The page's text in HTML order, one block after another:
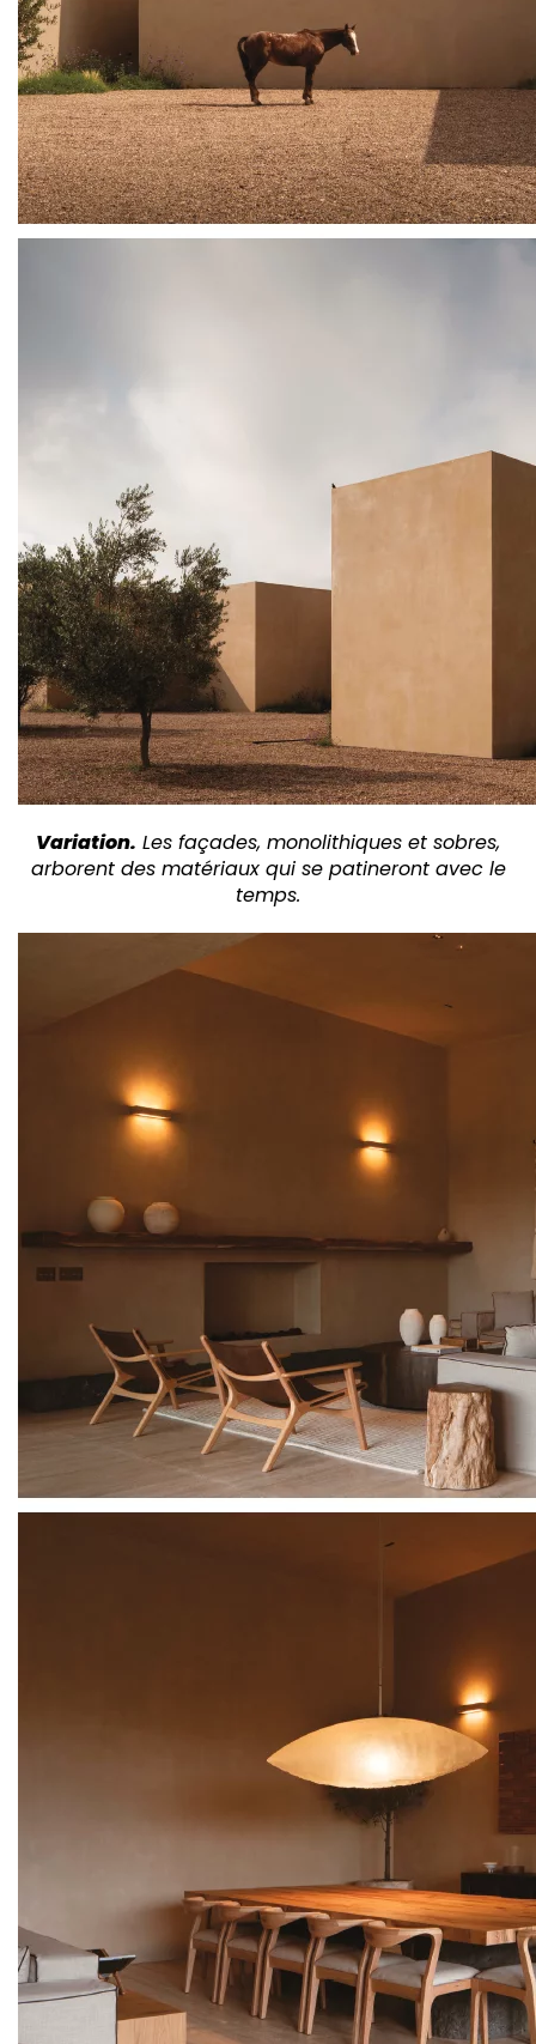
Variation. Les façades, monolithiques et sobres,
arborent des matériaux qui se patineront avec le
temps.